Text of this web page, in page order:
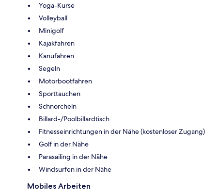
Yoga-Kurse
Volleyball
Minigolf
Kajakfahren
Kanufahren
Segeln
Motorbootfahren
Sporttauchen
Schnorcheln
Billard-/Poolbillardtisch
Fitnesseinrichtungen in der Nähe (kostenloser Zugang)
Golf in der Nähe
Parasailing in der Nähe
Windsurfen in der Nähe
Mobiles Arbeiten